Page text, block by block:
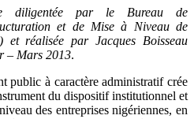
diligentée par le Bureau de
et de Mise à Niveau de
et réalisée par Jacques Boisseau
– Mars 2013.
public à caractère administratif crée
du dispositif institutionnel et
des entreprises nigériennes, en